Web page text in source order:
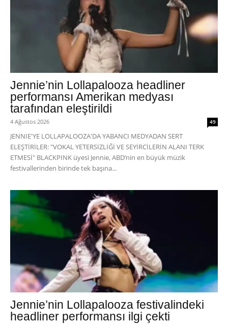
Jennie’nin Lollapalooza headliner
performansı Amerikan medyası
tarafından eleştirildi
4 Ağustos 2026 49
JENNIE'YE LOLLAPALOOZA'DA YABANCI MEDYADAN SERT
ELEŞTİRİLER: "VOKAL YETERSİZLİĞİ VE SEYİRCİLERİN ALANI TERK
ETMESİ" BLACKPINK üyesi Jennie, ABD’nin en büyük müzik
festivallerinden birinde tek başına...
Jennie’nin Lollapalooza festivalindeki
headliner performansı ilgi çekti